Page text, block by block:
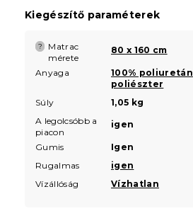
Kiegészítő paraméterek
?
Matrac
mérete
80 x 160 cm
Anyaga 100% poliuretán
poliészter
Súly
1,05 kg
A legolcsóbb a
piacon
igen
Gumis
Igen
Rugalmas
igen
Vízállóság
Vízhatlan